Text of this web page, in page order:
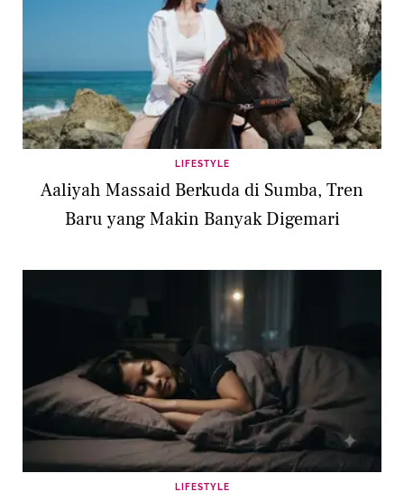
LIFESTYLE
Aaliyah Massaid Berkuda di Sumba, Tren
Baru yang Makin Banyak Digemari
LIFESTYLE